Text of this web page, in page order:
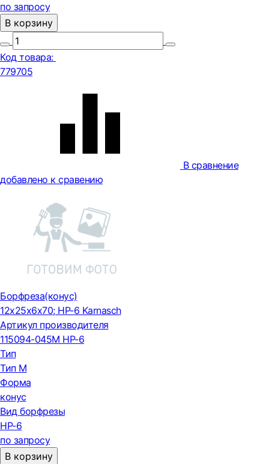
по запросу
В корзину
Код товара:
779705
В сравнение
добавлено к сравению
Борфреза(конус)
12x25x6x70; HP-6 Karnasch
Артикул производителя
115094-045M HP-6
Тип
Тип М
Форма
конус
Вид борфрезы
HP-6
по запросу
В корзину